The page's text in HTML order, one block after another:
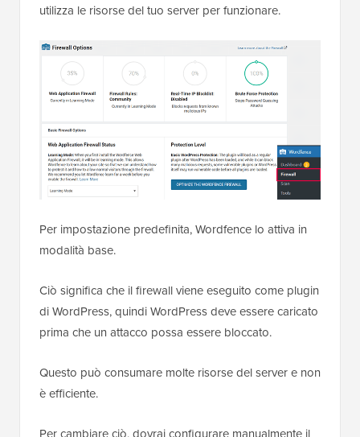
utilizza le risorse del tuo server per funzionare.
Per impostazione predefinita, Wordfence lo attiva in
modalità base.
Ciò significa che il firewall viene eseguito come plugin
di WordPress, quindi WordPress deve essere caricato
prima che un attacco possa essere bloccato.
Questo può consumare molte risorse del server e non
è efficiente.